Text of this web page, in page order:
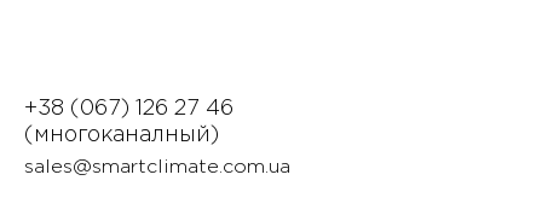
+38 (067) 126 27 46
(многоканалный)
sales@smartclimate.com.ua